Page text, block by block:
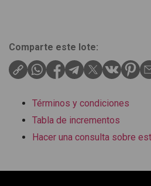
Comparte este lote:
Términos y condiciones
Tabla de incrementos
Hacer una consulta sobre